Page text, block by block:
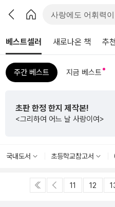
베스트셀러 새로나온 책 추
주간 베스트 지금 베스트
초판 한정 한지 제작본!
<그리하여 어느 날 사랑이여>
국내도서 초등학교참고서
11 12